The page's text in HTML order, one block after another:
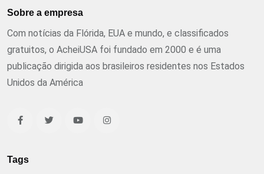
Sobre a empresa
Com notícias da Flórida, EUA e mundo, e classificados
gratuitos, o AcheiUSA foi fundado em 2000 e é uma
publicação dirigida aos brasileiros residentes nos Estados
Unidos da América
Tags